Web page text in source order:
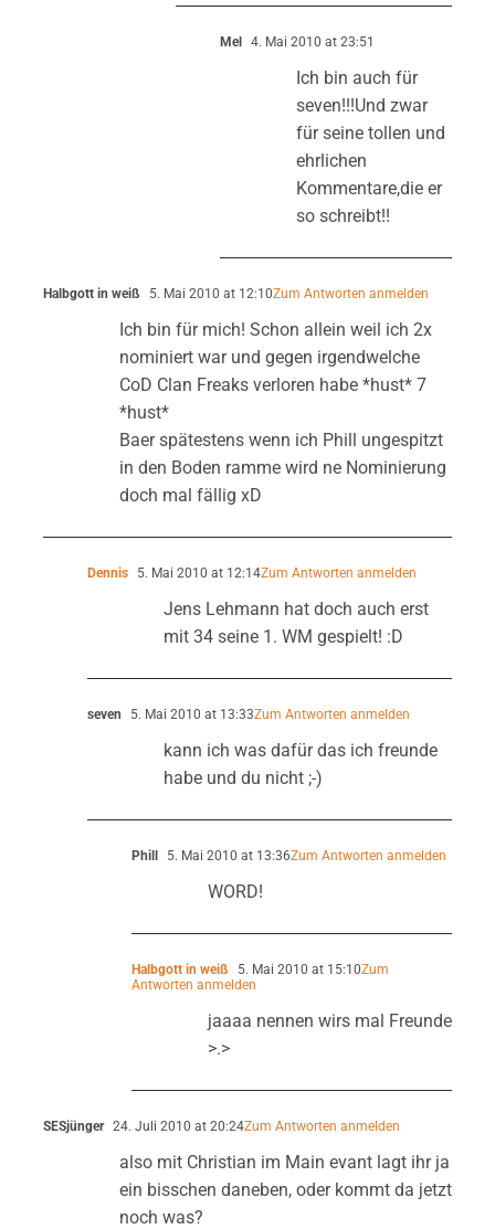
Mel 4. Mai 2010 at 23:51
Ich bin auch für
seven!!!Und zwar
für seine tollen und
ehrlichen
Kommentare,die er
so schreibt!!
Halbgott in weiß 5. Mai 2010 at 12:10Zum Antworten anmelden
Ich bin für mich! Schon allein weil ich 2x
nominiert war und gegen irgendwelche
CoD Clan Freaks verloren habe *hust* 7
*hust*
Baer spätestens wenn ich Phill ungespitzt
in den Boden ramme wird ne Nominierung
doch mal fällig xD
Dennis 5. Mai 2010 at 12:14Zum Antworten anmelden
Jens Lehmann hat doch auch erst
mit 34 seine 1. WM gespielt! :D
seven 5. Mai 2010 at 13:33Zum Antworten anmelden
kann ich was dafür das ich freunde
habe und du nicht ;-)
Phill 5. Mai 2010 at 13:36Zum Antworten anmelden
WORD!
Halbgott in weiß 5. Mai 2010 at 15:10Zum
Antworten anmelden
jaaaa nennen wirs mal Freunde
>.>
SESjünger 24. Juli 2010 at 20:24Zum Antworten anmelden
also mit Christian im Main evant lagt ihr ja
ein bisschen daneben, oder kommt da jetzt
noch was?